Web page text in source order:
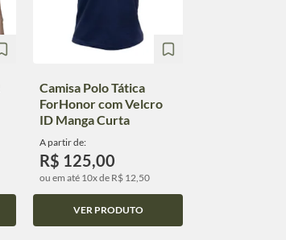
Camisa Polo Tática
ForHonor com Velcro
ID Manga Curta
A partir de:
R$ 125,00
ou em até 10x de R$ 12,50
VER PRODUTO